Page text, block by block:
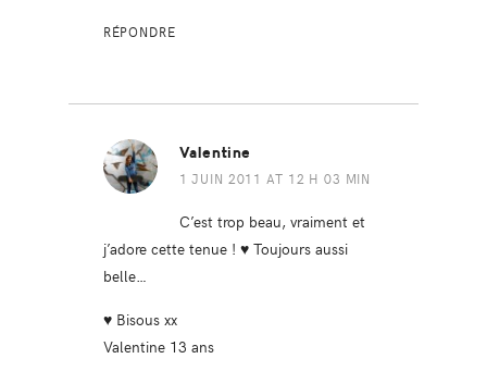
RÉPONDRE
Valentine
1 JUIN 2011 AT 12 H 03 MIN
C’est trop beau, vraiment et
j’adore cette tenue ! ♥ Toujours aussi
belle…
♥ Bisous xx
Valentine 13 ans